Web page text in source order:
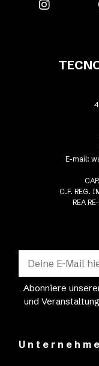
Abonniere
und
E-mail:
C.F. REG.
REA